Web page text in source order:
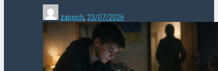
zapsich, 23/07/2026